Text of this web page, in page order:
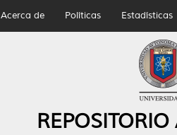
Acerca de Políticas Estadísticas